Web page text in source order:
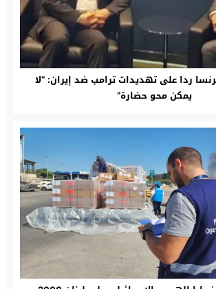
ردا على تهديدات ترامب ضد إيران: “لا
يمكن محو حضارة”